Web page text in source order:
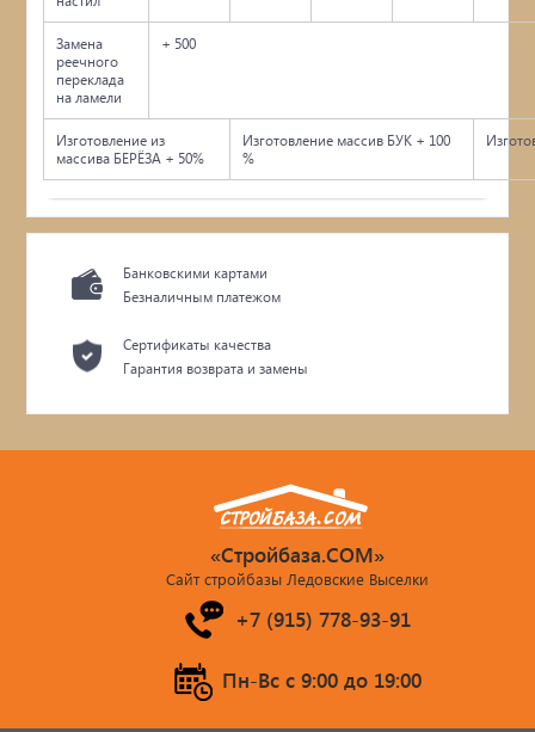
Замена
реечного
переклада
на ламели
+ 500
Изготовление из
массива БЕРЁЗА + 50%
Изготовление массив БУК + 100
%
Банковскими картами
Безналичным платежом
Сертификаты качества
Гарантия возврата и замены
«Стройбаза.COM»
Сайт стройбазы Ледовские Выселки
+7 (915) 778-93-91
Пн-Вс c 9:00 до 19:00